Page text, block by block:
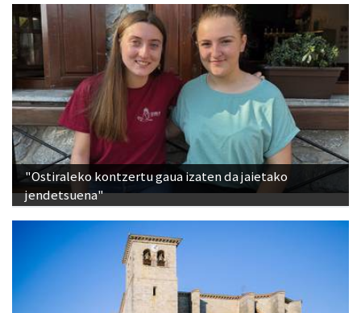
"Ostiraleko kontzertu gaua izaten da jaietako
jendetsuena"